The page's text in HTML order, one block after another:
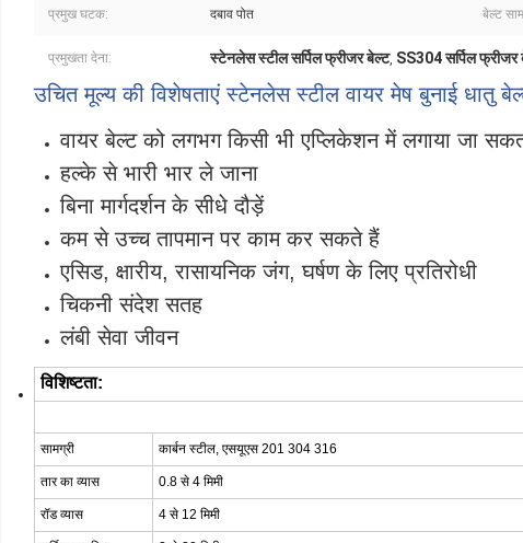
प्रमुख घटक: दबाव पोत बेल्ट
प्रमुखता देना: स्टेनलेस स्टील सर्पिल फ्रीजर बेल्ट, SS304 सर्पिल फ्रीजर
उचित मूल्य की विशेषताएं स्टेनलेस स्टील वायर मेष बुनाई धातु
वायर बेल्ट को लगभग किसी भी एप्लिकेशन में लगाया जा
हल्के से भारी भार ले जाना
बिना मार्गदर्शन के सीधे दौड़ें
कम से उच्च तापमान पर काम कर सकते हैं
एसिड, क्षारीय, रासायनिक जंग, घर्षण के लिए प्रतिरोधी
चिकनी संदेश सतह
लंबी सेवा जीवन
विशिष्टता:
सामग्री कार्बन स्टील, एसयूएस 201 304 316
तार का व्यास 0.8 से 4 मिमी
रॉड व्यास 4 से 12 मिमी